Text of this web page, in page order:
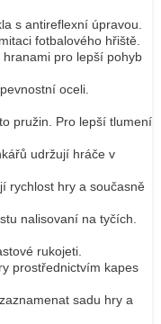
s antireflexní úpravou.
fotbalového hřiště.
pro lepší pohyb
oceli.
pružin. Pro lepší tlumení
udržují hráče v
rychlost hry a současně
nalisovaní na tyčích.
rukojeti.
prostřednictvím kapes
sadu hry a